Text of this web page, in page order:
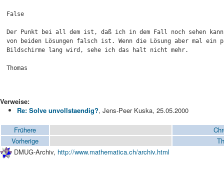
False
Der Punkt bei all dem ist, daß ich in dem Fall noch sehen
von beiden Lösungen falsch ist. Wenn die Lösung aber mal ein
Bildschirme lang wird, sehe ich das halt nicht mehr.
Thomas
Verweise:
Re: Solve unvollstaendig?, Jens-Peer Kuska, 25.05.2000
Frühere
Vorherige
DMUG-Archiv, http://www.mathematica.ch/archiv.html